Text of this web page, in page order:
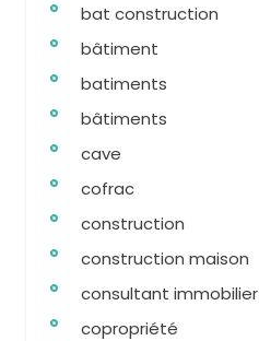
bat construction
bâtiment
batiments
bâtiments
cave
cofrac
construction
construction maison
consultant immobilier
copropriété